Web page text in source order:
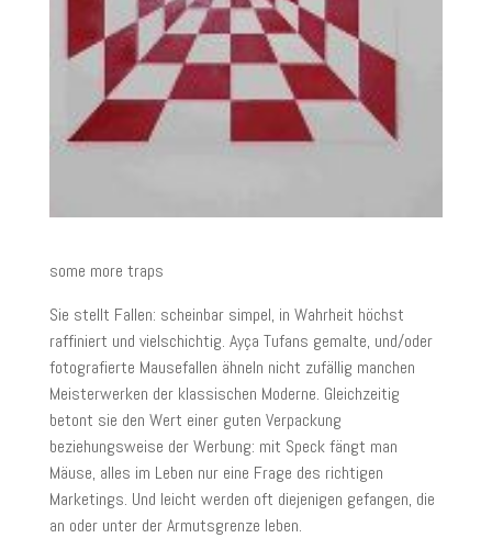
some more traps
Sie stellt Fallen: scheinbar simpel, in Wahrheit höchst
raffiniert und vielschichtig. Ayça Tufans gemalte, und/oder
fotografierte Mausefallen ähneln nicht zufällig manchen
Meisterwerken der klassischen Moderne. Gleichzeitig
betont sie den Wert einer guten Verpackung
beziehungsweise der Werbung: mit Speck fängt man
Mäuse, alles im Leben nur eine Frage des richtigen
Marketings. Und leicht werden oft diejenigen gefangen, die
an oder unter der Armutsgrenze leben.